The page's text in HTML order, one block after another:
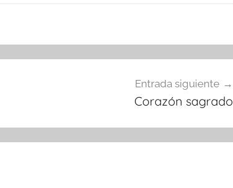
Entrada siguiente
Corazón sagrado